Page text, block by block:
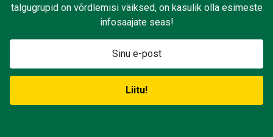
talgugrupid on võrdlemisi väiksed, on kasulik olla esimeste
infosaajate seas!